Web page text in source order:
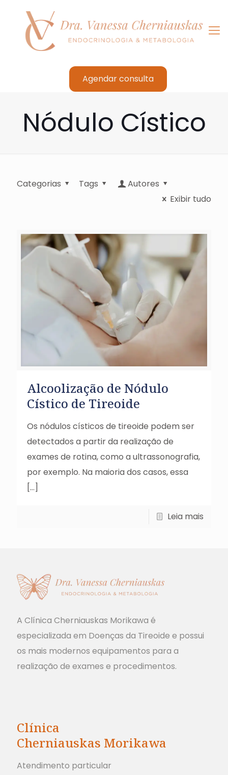
Agendar consulta
Nódulo Cístico
Categorias Tags
Autores
Exibir tudo
Alcoolização de Nódulo
Cístico de Tireoide
Os nódulos císticos de tireoide podem ser
detectados a partir da realização de
exames de rotina, como a ultrassonografia,
por exemplo. Na maioria dos casos, essa
[…]
Leia mais
A Clínica Cherniauskas Morikawa é
especializada em Doenças da Tireoide e possui
os mais modernos equipamentos para a
realização de exames e procedimentos.
Clínica
Cherniauskas Morikawa
Atendimento particular